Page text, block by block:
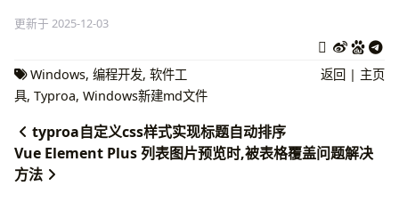
更新于 2025-12-03
Windows, 编程开发, 软件工
具, Typroa, Windows新建md文件
返回 | 主页
typroa自定义css样式实现标题自动排序
Vue Element Plus 列表图片预览时,被表格覆盖问题解决
方法